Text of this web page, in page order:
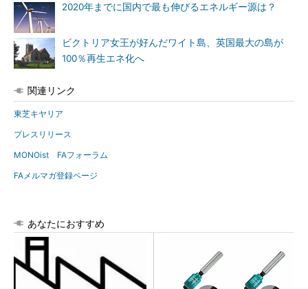
2020年までに国内で最も伸びるエネルギー源は？
ビクトリア女王が好んだワイト島、英国最大の島が
100％再生エネ化へ
関連リンク
東芝キヤリア
プレスリリース
MONOist FAフォーラム
FAメルマガ登録ページ
あなたにおすすめ